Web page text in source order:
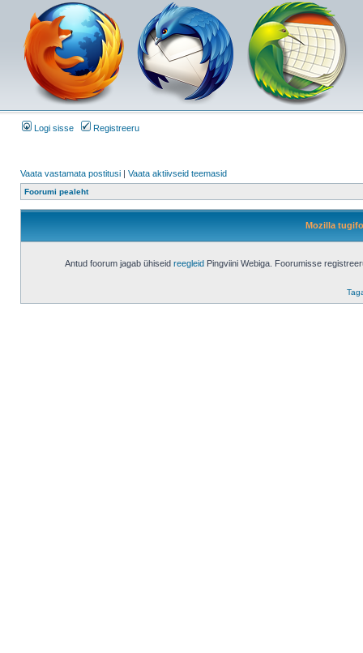
Logi sisse Registreeru
Vaata vastamata postitusi | Vaata aktiivseid teemasid
Foorumi pealeht
Mozilla
Antud foorum jagab ühiseid reegleid Pingviini Webiga. Foorumisse